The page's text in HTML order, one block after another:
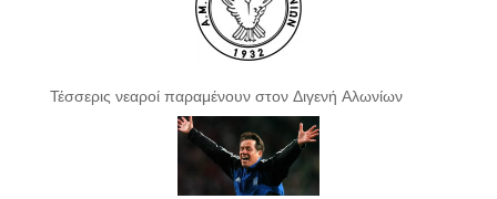
Τέσσερις νεαροί παραμένουν στον Διγενή Αλωνίων